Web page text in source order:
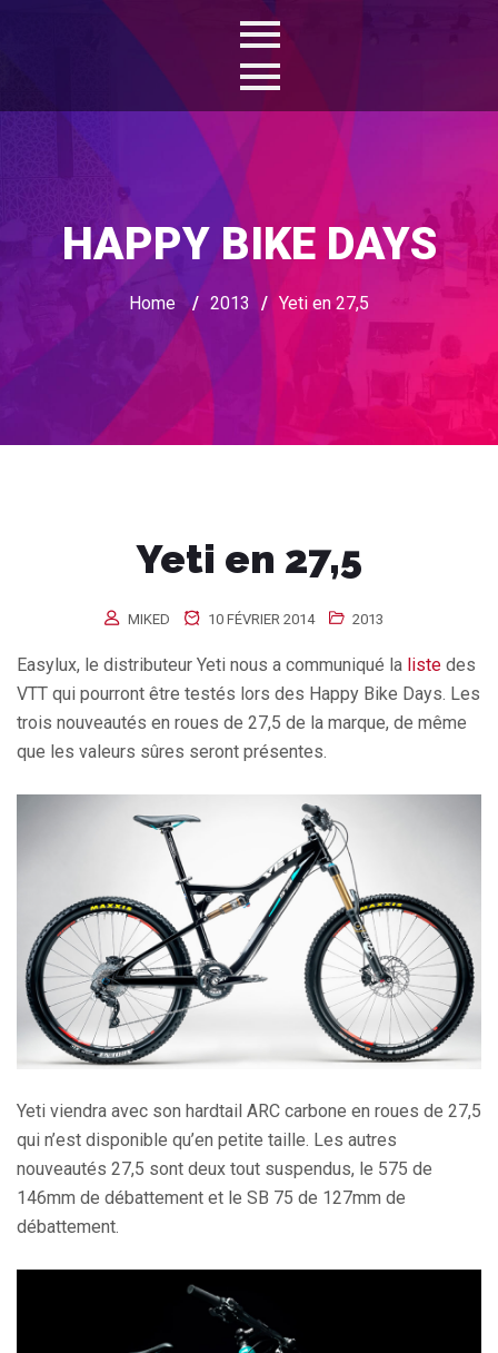
HAPPY BIKE DAYS
Home / 2013 / Yeti en 27,5
Yeti en 27,5
MIKED 10 FÉVRIER 2014 2013
Easylux, le distributeur Yeti nous a communiqué la liste des
VTT qui pourront être testés lors des Happy Bike Days. Les
trois nouveautés en roues de 27,5 de la marque, de même
que les valeurs sûres seront présentes.
Yeti viendra avec son hardtail ARC carbone en roues de 27,5
qui n’est disponible qu’en petite taille. Les autres
nouveautés 27,5 sont deux tout suspendus, le 575 de
146mm de débattement et le SB 75 de 127mm de
débattement.